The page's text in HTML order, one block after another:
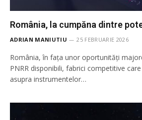
România, la cumpăna dintre
ADRIAN MANIUTIU 25 FEBRUARIE 2026
România, în fața unor oportunități
PNRR disponibili, fabrici competitive
asupra instrumentelor…